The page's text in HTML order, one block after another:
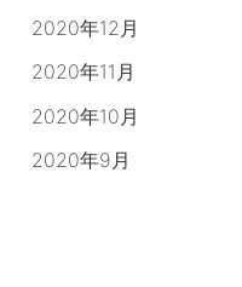
2020年12月
2020年11月
2020年10月
2020年9月